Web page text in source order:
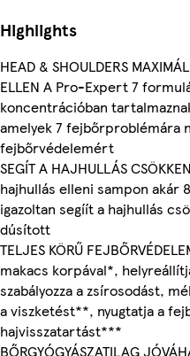
Highlights
HEAD & SHOULDERS
ELLEN A Pro-Expert 7
koncentrációban
amelyek 7 fejbőrproblémára
fejbőrvédelemért
SEGÍT A HAJHULLÁS
hajhullás elleni sampon
igazoltan segíít a hajhullás
dúsított
TELJES KÖRŰ
makacs korpával*,
szabályozza a zsírosodást,
a viszketést**, nyugtatja a
hajvisszatartást***
BŐRGYÓGYÁSZATILAG